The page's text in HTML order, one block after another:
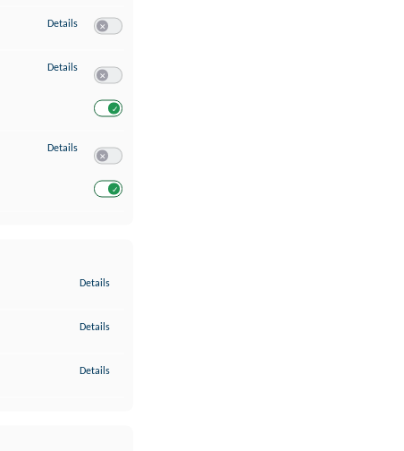
Details zu Messung der Performance von Inhalten
Details zu Analyse von Zielgruppen durch Statistiken oder Kombinationen von
Details zu Entwicklung und Verbesserung der Angebote
Details
Details
Details